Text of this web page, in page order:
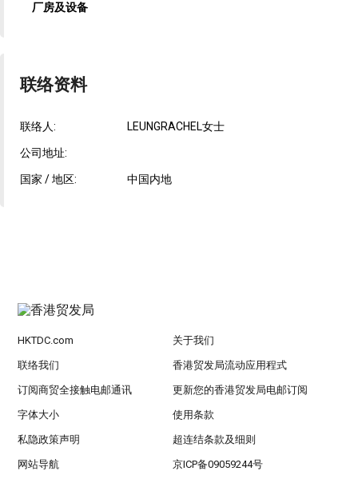
厂房及设备
联络资料
联络人: LEUNGRACHEL女士
公司地址:
国家 / 地区: 中国内地
HKTDC.com 关于我们
联络我们 香港贸发局流动应用程式
订阅商贸全接触电邮通讯 更新您的香港贸发局电邮订阅
字体大小 使用条款
私隐政策声明 超连结条款及细则
网站导航 京ICP备09059244号